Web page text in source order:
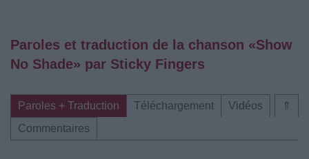
Paroles et traduction de la chanson «Show
No Shade» par Sticky Fingers
⇑
Paroles + Traduction Téléchargement
Vidéos
Commentaires